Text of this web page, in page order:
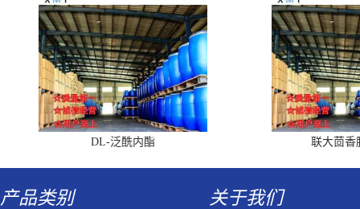
DL-泛酰内酯 联大茴香
产品类别 关于我们